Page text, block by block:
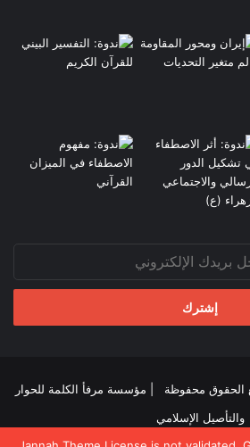
مؤسسة مرفأ الكلمة للحوار
والتأصيل الإسلامي